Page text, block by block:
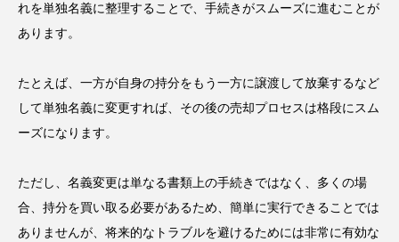
れを単独名義に整理することで、手続きがスムーズに進むことが
あります。
たとえば、一方が自身の持分をもう一方に譲渡して放棄するなど
して単独名義に変更すれば、その後の売却プロセスは格段にスム
ーズになります。
ただし、名義変更は単なる書類上の手続きではなく、多くの場
合、持分を買い取る必要があるため、簡単に実行できることでは
ありませんが、将来的なトラブルを避けるためには非常に有効な